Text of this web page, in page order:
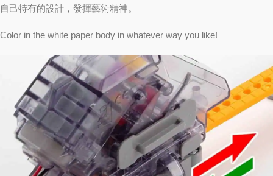
自己特有的設計，發揮藝術精神。
Color in the white paper body in whatever way you like!